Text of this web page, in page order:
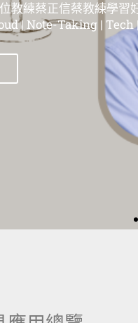
練蔡正信蔡教練學習好
教學 | Evernote教學 |